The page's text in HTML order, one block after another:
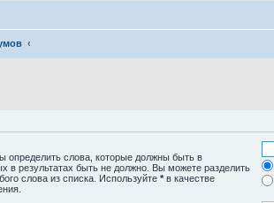
определить слова, которые должны быть в
в результатах быть не должно. Вы можете разделить
слова из списка. Используйте * в качестве